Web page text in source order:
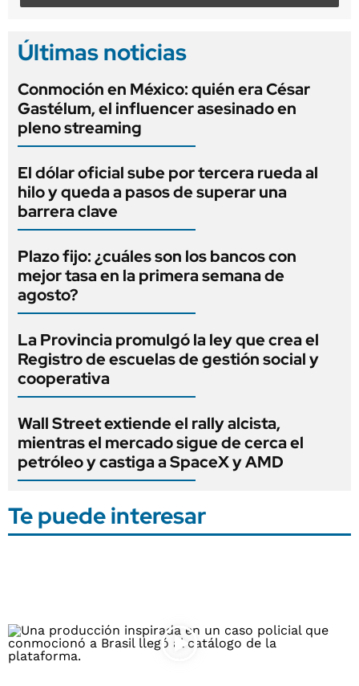
Últimas noticias
Conmoción en México: quién era César
Gastélum, el influencer asesinado en
pleno streaming
El dólar oficial sube por tercera rueda al
hilo y queda a pasos de superar una
barrera clave
Plazo fijo: ¿cuáles son los bancos con
mejor tasa en la primera semana de
agosto?
La Provincia promulgó la ley que crea el
Registro de escuelas de gestión social y
cooperativa
Wall Street extiende el rally alcista,
mientras el mercado sigue de cerca el
petróleo y castiga a SpaceX y AMD
Te puede interesar